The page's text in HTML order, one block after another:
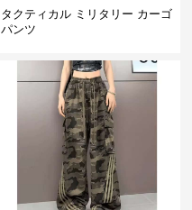
タクティカル ミリタリー カーゴ
パンツ